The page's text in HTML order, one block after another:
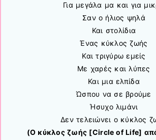
Για μεγάλα μα και για
Σαν ο ήλιος ψηλά
Και στολίδια
Ένας κύκλος ζωής
Και τριγύρω εμείς
Με χαρές και λύπες
Και μια ελπίδα
Ώσπου να σε βρούμε
Ήσυχο λιμάνι
Δεν τελειώνει ο κύκλος
(Ο κύκλος ζωής [Circle of Life]